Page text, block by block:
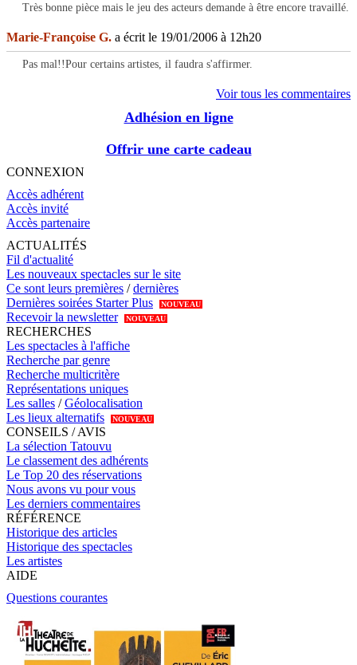
Très bonne pièce mais le jeu des acteurs demande à être encore travaillé.
Marie-Françoise G. a écrit le 19/01/2006 à 12h20
Pas mal!!Pour certains artistes, il faudra s'affirmer.
Voir tous les commentaires
Adhésion en ligne
Offrir une carte cadeau
CONNEXION
Accès adhérent
Accès invité
Accès partenaire
ACTUALITÉS
Fil d'actualité
Les nouveaux spectacles sur le site
Ce sont leurs premières /dernières
Dernières soirées Starter Plus
NOUVEAU
Recevoir la newsletter NOUVEAU
RECHERCHES
Les spectacles à l'affiche
Recherche par genre
Recherche multicritère
Représentations uniques
Les salles /Géolocalisation
Les lieux alternatifs
NOUVEAU
CONSEILS / AVIS
La sélection Tatouvu
Le classement des adhérents
Le Top 20 des réservations
Nous avons vu pour vous
Les derniers commentaires
RÉFÉRENCE
Historique des articles
Historique des spectacles
Les artistes
AIDE
Questions courantes